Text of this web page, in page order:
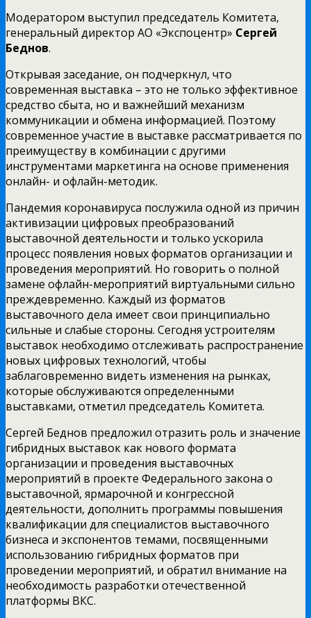
Модератором выступил председатель Комитета,
генеральный директор АО «Экспоцентр» Сергей
Беднов.
Открывая заседание, он подчеркнул, что
современная выставка – это не только эффективное
средство сбыта, но и важнейший механизм
коммуникации и обмена информацией. Поэтому
современное участие в выставке рассматривается по
преимуществу в комбинации с другими
инструментами маркетинга на основе применения
онлайн- и офлайн-методик.
Пандемия коронавируса послужила одной из причин
активизации цифровых преобразований
выставочной деятельности и только ускорила
процесс появления новых форматов организации и
проведения мероприятий. Но говорить о полной
замене офлайн-мероприятий виртуальными сильно
преждевременно. Каждый из форматов
выставочного дела имеет свои принципиально
сильные и слабые стороны. Сегодня устроителям
выставок необходимо отслеживать распространение
новых цифровых технологий, чтобы
заблаговременно видеть изменения на рынках,
которые обслуживаются определенными
выставками, отметил председатель Комитета.
Сергей Беднов предложил отразить роль и значение
гибридных выставок как нового формата
организации и проведения выставочных
мероприятий в проекте Федерального закона о
выставочной, ярмарочной и конгрессной
деятельности, дополнить программы повышения
квалификации для специалистов выставочного
бизнеса и экспонентов темами, посвященными
использованию гибридных форматов при
проведении мероприятий, и обратил внимание на
необходимость разработки отечественной
платформы ВКС.